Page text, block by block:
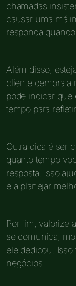
chamadas
causar uma má
responda
Além disso,
cliente demora a
pode indicar que
tempo para refletir.
Outra dica é ser
quanto tempo
resposta. Isso
e a planejar
Por fim, valorize
se comunica,
ele dedicou. Isso
negócios.